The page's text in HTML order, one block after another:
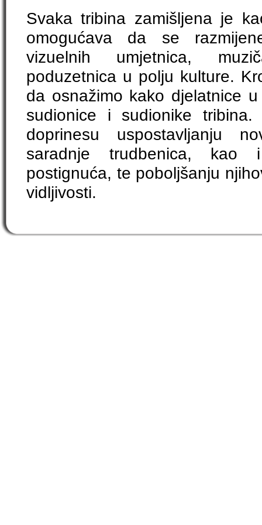
Svaka tribina zamišljena je
omogućava da se
vizuelnih umjetnica,
poduzetnica u polju kulture.
da osnažimo kako djelatnice
sudionice i sudionike
doprinesu uspostavljanju
saradnje trudbenica, kao
postignuća, te poboljšanju
vidljivosti.